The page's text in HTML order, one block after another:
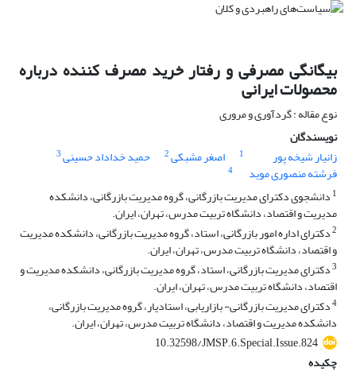
بیگانگی مصرفی و رفتار خرید مصرف کننده درباره
محصولات ایرانی
نوع مقاله : گردآوری و مروری
نویسندگان
زانیار شیخه پور
1 اصغر مشبکی2 حمید خداداد حسینی3
فرشته منصوری موید
4
1 دانشجوی دکترای مدیریت بازرگانی، گروه مدیریت بازرگانی، دانشکده
مدیریت و اقتصاد، دانشگاه تربیت مدرس، تهران، ایران.
2دکترای اداره امور بازرگانی، استاد، گروه مدیریت بازرگانی، دانشکده مدیریت
و اقتصاد، دانشگاه تربیت مدرس، تهران، ایران.
3دکترای مدیریت بازرگانی، استاد، گروه مدیریت بازرگانی، دانشکده مدیریت و
اقتصاد، دانشگاه تربیت مدرس، تهران، ایران.
4دکترای مدیریت بازرگانی- بازاریابی، استادیار، گروه مدیریت بازرگانی،
دانشکده مدیریت و اقتصاد، دانشگاه تربیت مدرس، تهران، ایران.
10.32598/JMSP.6.Special.Issue.824
چکیده